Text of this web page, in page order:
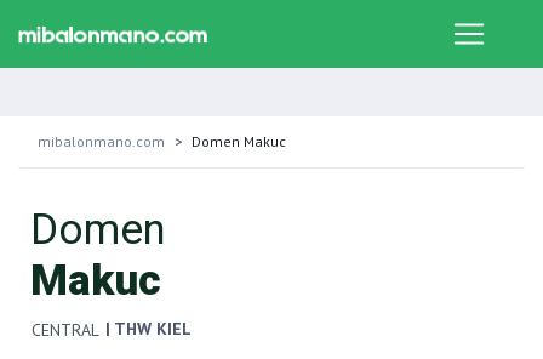
mibalonmano.com Domen Makuc
Domen
Makuc
CENTRAL | THW KIEL